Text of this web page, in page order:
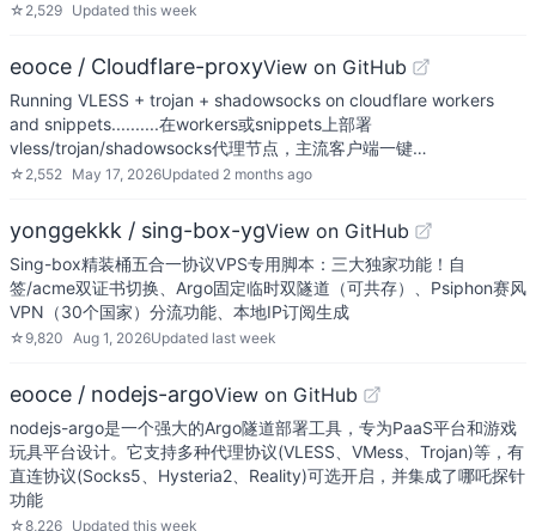
☆ 2,529 Updated this week
eooce / Cloudflare-proxyView on GitHub
Running VLESS + trojan + shadowsocks on cloudflare workers
and snippets..........在workers或snippets上部署
vless/trojan/shadowsocks代理节点，主流客户端一键…
☆ 2,552 May 17, 2026Updated 2 months ago
yonggekkk / sing-box-ygView on GitHub
Sing-box精装桶五合一协议VPS专用脚本：三大独家功能！自
签/acme双证书切换、Argo固定临时双隧道（可共存）、Psiphon赛风
VPN（30个国家）分流功能、本地IP订阅生成
☆ 9,820 Aug 1, 2026Updated last week
eooce / nodejs-argoView on GitHub
nodejs-argo是一个强大的Argo隧道部署工具，专为PaaS平台和游戏
玩具平台设计。它支持多种代理协议(VLESS、VMess、Trojan)等，有
直连协议(Socks5、Hysteria2、Reality)可选开启，并集成了哪吒探针
功能
☆8,226 Updated this week